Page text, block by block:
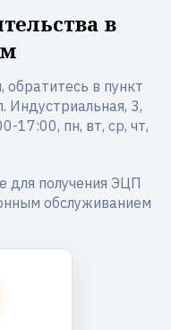
в
в пункт
Индустриальная, 3,
17:00, пн, вт, ср, чт,
для получения ЭЦП
обслуживанием